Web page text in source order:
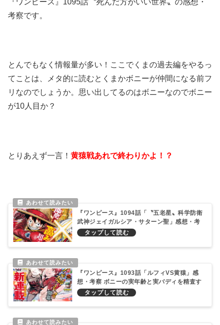
考察です。
とんでもなく情報量が多い！ここでくまの過去編をやるっ
てことは、メタ的に読むとくまかボニーが仲間になる前フ
リなのでしょうか。思い出してるのはボニーなのでボニー
が10人目か？
とりあえず一言！ 黄猿戦あれで終わりかよ！？
『ワンピース』1094話「〝五老星〟科学防衛
武神ジェイガルシア・サターン聖」感想・考
察 「悪魔（サタン）」の根底がありそう
『ワンピース』1093話「ルフィVS黄猿」感
想・考察 ボニーの実年齢と実バディを精査す
る記事！